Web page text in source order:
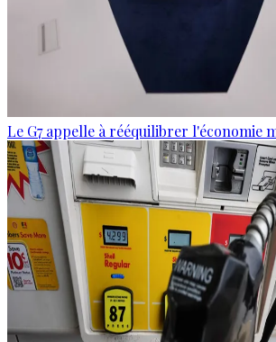
Le G7 appelle à rééquilibrer l'économie